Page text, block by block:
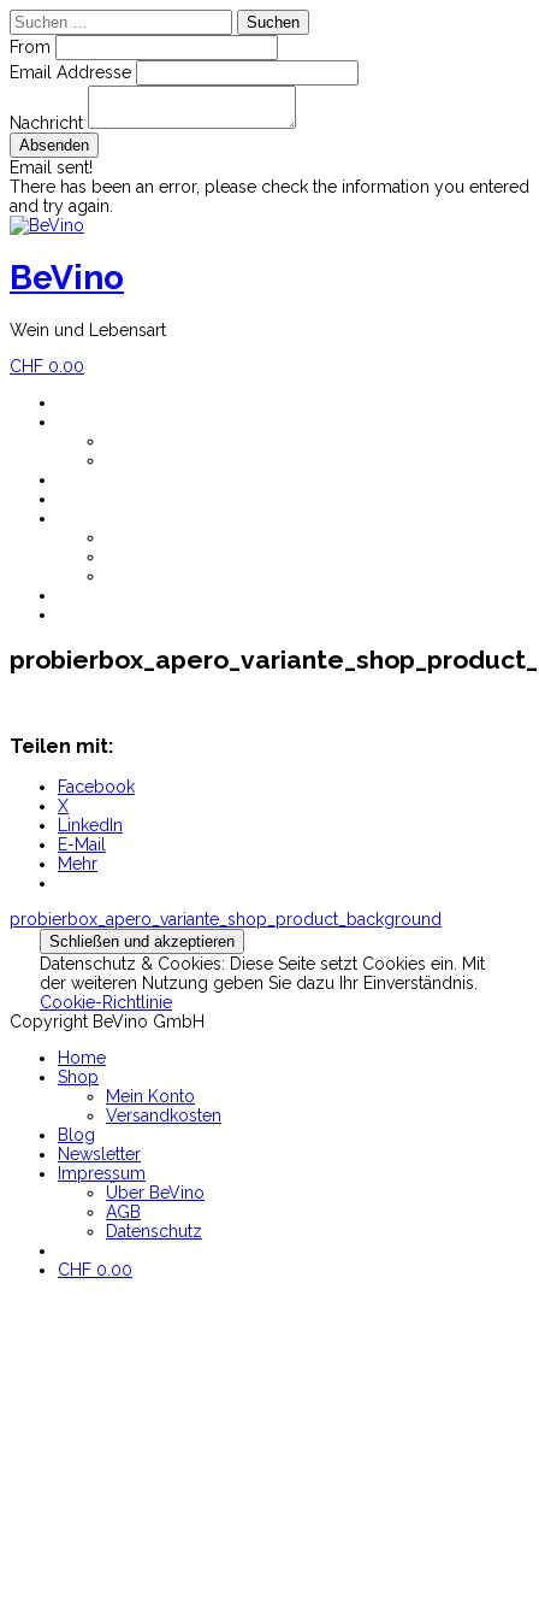
Suchen
nach:
From
Email Addresse
Nachricht
Email sent!
There has been an error, please check the information you entered
and try again.
Skip
content
BeVino
Wein und Lebensart
CHF 0.00
Teilen mit:
Facebook
X
LinkedIn
E-Mail
Mehr
Beitragsnavigation
probierbox_apero_variante_shop_product_background
Datenschutz & Cookies: Diese Seite setzt Cookies ein. Mit
der weiteren Nutzung geben Sie dazu Ihr Einverständnis.
Cookie-Richtlinie
Copyright BeVino GmbH
Home
Shop
Mein Konto
Versandkosten
Blog
Newsletter
Impressum
Über BeVino
AGB
Datenschutz
CHF 0.00